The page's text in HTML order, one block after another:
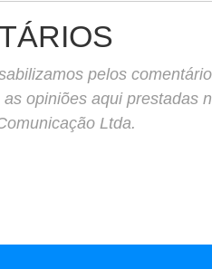
pelos
opiniões aqui prestadas
Ltda.